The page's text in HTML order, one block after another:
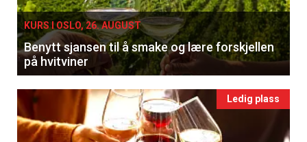
KURS I OSLO, 26. AUGUST
Benytt sjansen til å smake og lære forskjellen
på hvitviner
Ledig plass